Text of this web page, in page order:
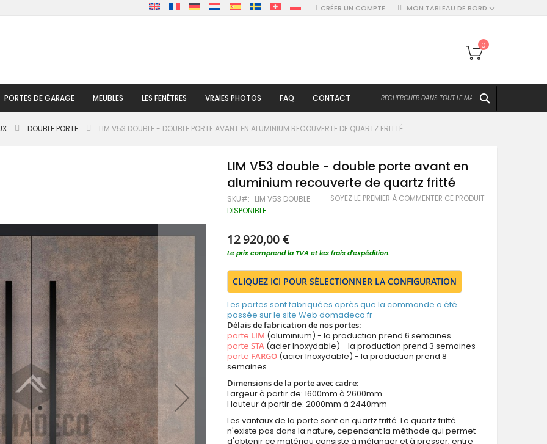
MON TABLEAU DE BORD
CRÉER UN COMPTE
Mon panier
0
PORTES DE GARAGE MEUBLES LES FENÊTRES VRAIES PHOTOS FAQ CONTACT
DOUBLE PORTE LIM V53 DOUBLE - DOUBLE PORTE AVANT EN ALUMINIUM RECOUVERTE DE QUARTZ FRITTÉ
LIM V53 double - double porte avant en
aluminium recouverte de quartz fritté
SKU LIM V53 DOUBLE SOYEZ LE PREMIER À COMMENTER CE PRODUIT
DISPONIBLE
12 920,00 €
Le prix comprend la TVA et les frais d'expédition.
CLIQUEZ ICI POUR SÉLECTIONNER LA CONFIGURATION
Les portes sont fabriquées après que la commande a été
passée sur le site Web domadeco.fr
Délais de fabrication de nos portes:
porte LIM (aluminium) - la production prend 6 semaines
porteSTA (acier Inoxydable) - la production prend 3 semaines
porte FARGO (acier Inoxydable) - la production prend 8
semaines
Dimensions de la porte avec cadre:
Largeur à partir de: 1600mm à 2600mm
Hauteur à partir de: 2000mm à 2440mm
Les vantaux de la porte sont en quartz fritté. Le quartz fritté
n'existe pas dans la nature, cependant la méthode qui permet
d'obtenir ce matériau consiste à mélanger et à presser, entre